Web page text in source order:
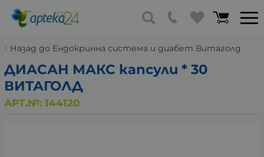
Назад до Ендокринна система и диабет Витаголд
ДИАСАН МАКС капсули * 30
ВИТАГОЛД
АРТ.№: 144120